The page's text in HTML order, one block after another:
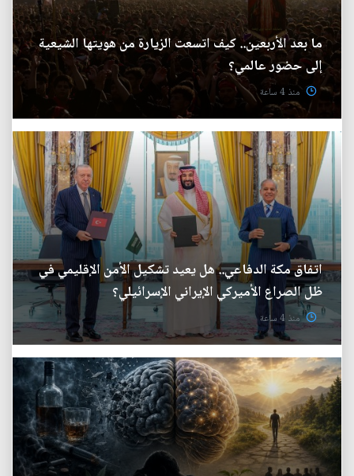
ما بعد الأربعين.. كيف اتسعت الزيارة من هويتها الشيعية
إلى حضور عالمي؟
منذ 4 ساعة
اتفاق مكة الدفاعي.. هل يعيد تشكيل الأمن الإقليمي في
ظل الصراع الأميركي الإيراني الإسرائيلي؟
منذ 4 ساعة